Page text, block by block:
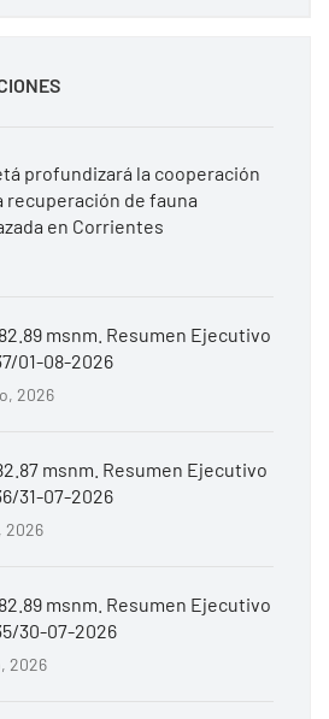
profundizará la cooperación
recuperación de fauna
en Corrientes
msnm. Resumen Ejecutivo
01-08-2026
2026
msnm. Resumen Ejecutivo
31-07-2026
2026
msnm. Resumen Ejecutivo
30-07-2026
2026